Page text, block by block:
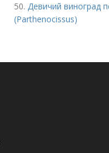
50. Девичий виноград
(Parthenocissus)